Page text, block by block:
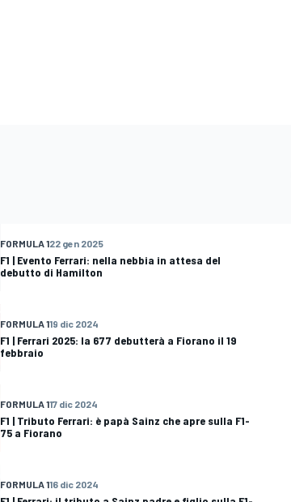
FORMULA 122 gen 2025
F1 | Evento Ferrari: nella nebbia in attesa del
debutto di Hamilton
FORMULA 119 dic 2024
F1 | Ferrari 2025: la 677 debutterà a Fiorano il 19
febbraio
FORMULA 117 dic 2024
F1 | Tributo Ferrari: è papà Sainz che apre sulla F1-
75 a Fiorano
FORMULA 116 dic 2024